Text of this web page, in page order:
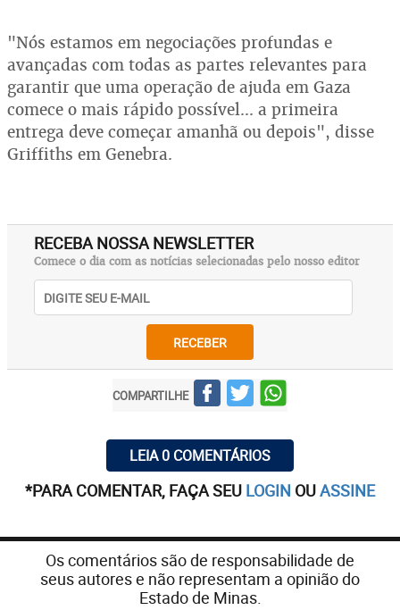
"Nós estamos em negociações profundas e
avançadas com todas as partes relevantes para
garantir que uma operação de ajuda em Gaza
comece o mais rápido possível... a primeira
entrega deve começar amanhã ou depois", disse
Griffiths em Genebra.
RECEBA NOSSA NEWSLETTER
Comece o dia com as notícias selecionadas pelo nosso editor
RECEBER
COMPARTILHE
LEIA 0 COMENTÁRIOS
*PARA COMENTAR, FAÇA SEU LOGIN OUASSINE
Os comentários são de responsabilidade de
seus autores e não representam a opinião do
Estado de Minas.